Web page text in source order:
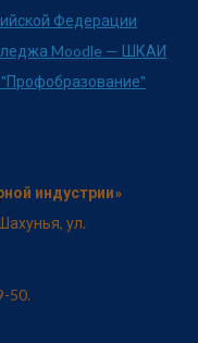
Федерации
Moodle — ШКАИ
индустрии»
ул.
50.